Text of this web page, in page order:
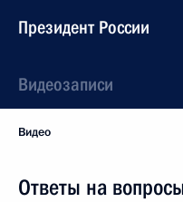
Президент России
Видеозаписи
Видео
Ответы на